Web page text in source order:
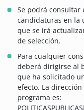
Se podrá consultar
candidaturas en la
que se irá
de selección.
Para cualquier
deberá dirigirse al
que ha solicitado
efecto. La
programa es: